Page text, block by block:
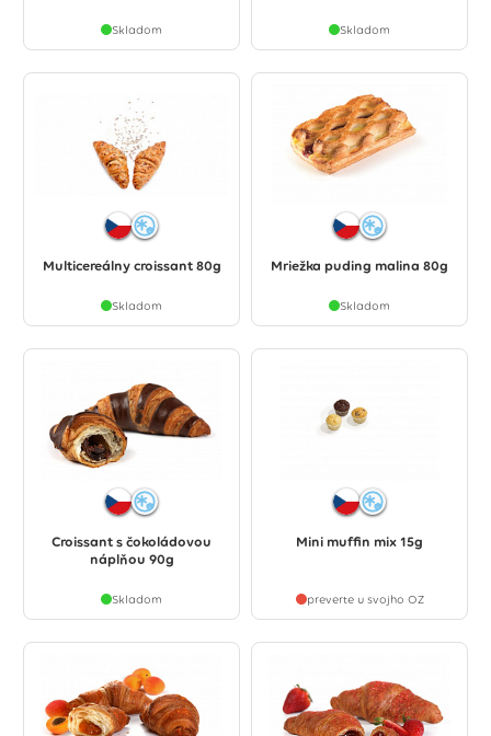
Skladom Skladom
Multicereálny croissant 80g
Skladom
Mriežka puding malina 80g
Skladom
Croissant s čokoládovou
náplňou 90g
Skladom
Mini muffin mix 15g
preverte u svojho OZ